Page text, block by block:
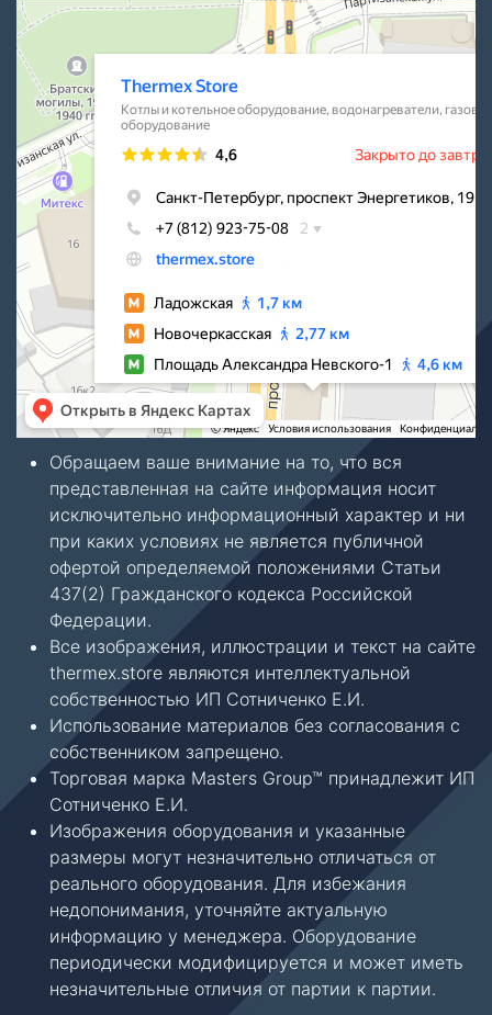
Thermex Store
Котлы и котельное оборудование в Санкт‑Петербурге
Водонагреватели в Санкт‑Петербурге
Обращаем ваше внимание на то, что вся
представленная на сайте информация носит
исключительно информационный характер и ни
при каких условиях не является публичной
офертой определяемой положениями Статьи
437(2) Гражданского кодекса Российской
Федерации.
Все изображения, иллюстрации и текст на сайте
thermex.store являются интеллектуальной
собственностью ИП Сотниченко Е.И.
Использование материалов без согласования с
собственником запрещено.
Торговая марка Masters Group™ принадлежит ИП
Сотниченко Е.И.
Изображения оборудования и указанные
размеры могут незначительно отличаться от
реального оборудования. Для избежания
недопонимания, уточняйте актуальную
информацию у менеджера. Оборудование
периодически модифицируется и может иметь
незначительные отличия от партии к партии.